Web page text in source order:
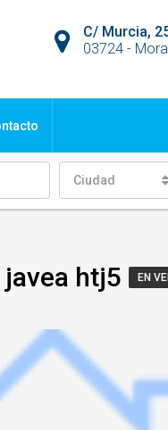
C/ Murcia,
03724 -
Ciudad
htj5 EN